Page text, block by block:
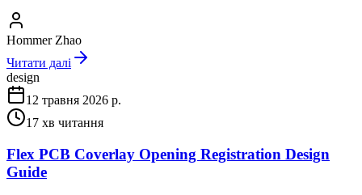
Hommer Zhao
Читати далі
design
12 травня 2026 р.
17 хв читання
Flex PCB Coverlay Opening Registration Design
Guide